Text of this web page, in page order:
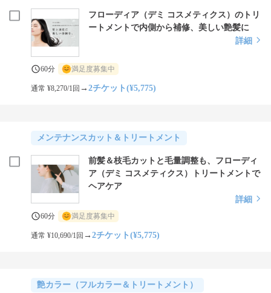
フローディア（デミ コスメティクス）のトリ
ートメントで内側から補修、美しい艶髪に
詳細
60分 満足度募集中
通常 ¥8,270/1回 →2チケット(¥5,775)
メンテナンスカット＆トリートメント
前髪＆枝毛カットと毛量調整も、フローディ
ア（デミ コスメティクス）トリートメントで
ヘアケア
詳細
60分 満足度募集中
通常 ¥10,690/1回 →2チケット(¥5,775)
艶カラー（フルカラー＆トリートメント）